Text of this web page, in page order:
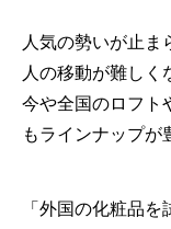
人気の勢いが止ま
人の移動が難しく
今や全国のロフト
もラインナップが
「外国の化粧品